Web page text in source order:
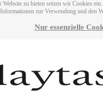
zu bieten setzen wir Cookies
zur Verwendung und den
Nur essenzielle